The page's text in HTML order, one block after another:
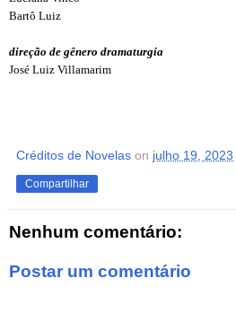
Bartô Luiz
direção de gênero dramaturgia
José Luiz Villamarim
Créditos de Novelas on julho 19, 2023
Compartilhar
Nenhum comentário:
Postar um comentário